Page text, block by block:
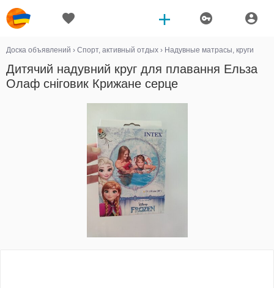
Доска объявлений › Спорт, активный отдых › Надувные матрасы, круги
Дитячий надувний круг для плавання Ельза
Олаф сніговик Крижане серце